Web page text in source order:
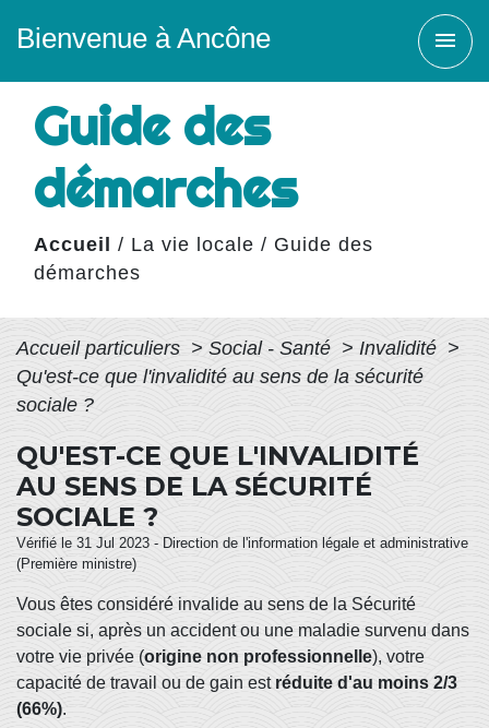
Bienvenue à Ancône menu
Guide des
démarches
Accueil / La vie locale / Guide des
démarches
Accueil particuliers > Social - Santé > Invalidité >
Qu'est-ce que l'invalidité au sens de la sécurité
sociale ?
QU'EST-CE QUE L'INVALIDITÉ
AU SENS DE LA SÉCURITÉ
SOCIALE ?
Vérifié le 31 Jul 2023 - Direction de l'information légale et administrative
(Première ministre)
Vous êtes considéré invalide au sens de la Sécurité
sociale si, après un accident ou une maladie survenu dans
votre vie privée (origine non professionnelle), votre
capacité de travail ou de gain est réduite d'au moins 2/3
(66%).